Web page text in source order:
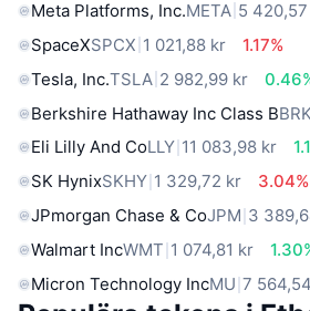
Meta Platforms, Inc.META 5
SpaceXSPCX 1 021,88 kr
1.17%
Tesla, Inc.TSLA 2 982,99 kr
Berkshire Hathaway Inc Class B
Eli Lilly And CoLLY 11 083,98 kr
SK HynixSKHY 1 329,72 kr
3.04%
JPmorgan Chase & CoJPM 3
Walmart IncWMT 1 074,81 kr
Micron Technology IncMU 7